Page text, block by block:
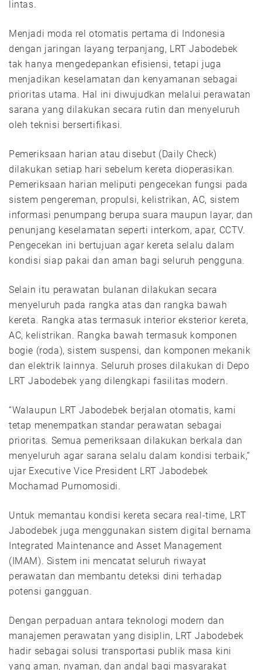
lintas.
Menjadi moda rel otomatis pertama di Indonesia
dengan jaringan layang terpanjang, LRT Jabodebek
tak hanya mengedepankan efisiensi, tetapi juga
menjadikan keselamatan dan kenyamanan sebagai
prioritas utama. Hal ini diwujudkan melalui perawatan
sarana yang dilakukan secara rutin dan menyeluruh
oleh teknisi bersertifikasi.
Pemeriksaan harian atau disebut (Daily Check)
dilakukan setiap hari sebelum kereta dioperasikan.
Pemeriksaan harian meliputi pengecekan fungsi pada
sistem pengereman, propulsi, kelistrikan, AC, sistem
informasi penumpang berupa suara maupun layar, dan
penunjang keselamatan seperti interkom, apar, CCTV.
Pengecekan ini bertujuan agar kereta selalu dalam
kondisi siap pakai dan aman bagi seluruh pengguna.
Selain itu perawatan bulanan dilakukan secara
menyeluruh pada rangka atas dan rangka bawah
kereta. Rangka atas termasuk interior eksterior kereta,
AC, kelistrikan. Rangka bawah termasuk komponen
bogie (roda), sistem suspensi, dan komponen mekanik
dan elektrik lainnya. Seluruh proses dilakukan di Depo
LRT Jabodebek yang dilengkapi fasilitas modern.
“Walaupun LRT Jabodebek berjalan otomatis, kami
tetap menempatkan standar perawatan sebagai
prioritas. Semua pemeriksaan dilakukan berkala dan
menyeluruh agar sarana selalu dalam kondisi terbaik,”
ujar Executive Vice President LRT Jabodebek
Mochamad Purnomosidi.
Untuk memantau kondisi kereta secara real-time, LRT
Jabodebek juga menggunakan sistem digital bernama
Integrated Maintenance and Asset Management
(IMAM). Sistem ini mencatat seluruh riwayat
perawatan dan membantu deteksi dini terhadap
potensi gangguan.
Dengan perpaduan antara teknologi modern dan
manajemen perawatan yang disiplin, LRT Jabodebek
hadir sebagai solusi transportasi publik masa kini
yang aman, nyaman, dan andal bagi masyarakat